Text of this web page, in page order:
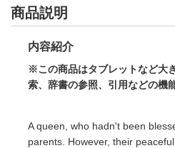
man 【English/Japa
nese versions】
Ｊａｐａｎｅｓｅｆａｉｒｙｔａｌｅｓ
h/
s】
商品説明
内容紹介
※この商品はタブレットなど大
索、辞書の参照、引用などの機
A queen, who hadn't been
parents. However, their